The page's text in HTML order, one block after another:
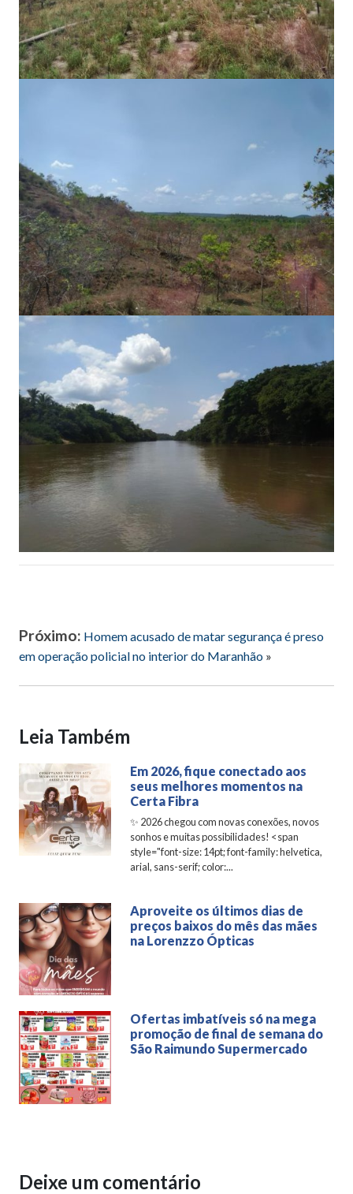
Próximo: Homem acusado de matar segurança é preso
em operação policial no interior do Maranhão »
Leia Também
Em 2026, fique conectado aos
seus melhores momentos na
Certa Fibra
✨ 2026 chegou com novas conexões, novos
sonhos e muitas possibilidades! <span
style="font-size: 14pt; font-family: helvetica,
arial, sans-serif; color:...
Aproveite os últimos dias de
preços baixos do mês das mães
na Lorenzzo Ópticas
Ofertas imbatíveis só na mega
promoção de final de semana do
São Raimundo Supermercado
Deixe um comentário